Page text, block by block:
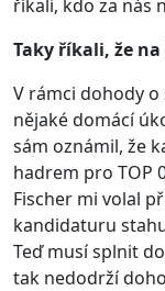
říkali, kdo za nás
Taky říkali, že
V rámci dohody
nějaké domácí
sám oznámil, že
hadrem pro TOP
Fischer mi volal
kandidaturu
Teď musí splnit
tak nedodrží